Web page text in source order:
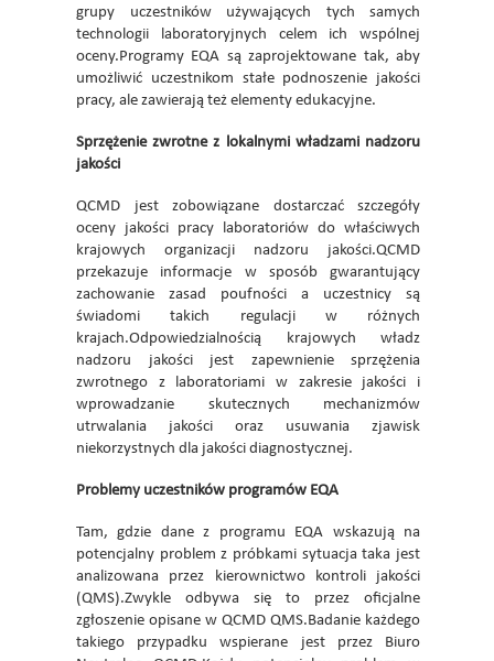
grupy uczestników używających tych samych
technologii laboratoryjnych celem ich wspólnej
oceny.Programy EQA są zaprojektowane tak, aby
umożliwić uczestnikom stałe podnoszenie jakości
pracy, ale zawierają też elementy edukacyjne.
Sprzężenie zwrotne z lokalnymi władzami nadzoru
jakości
QCMD jest zobowiązane dostarczać szczegóły
oceny jakości pracy laboratoriów do właściwych
krajowych organizacji nadzoru jakości.QCMD
przekazuje informacje w sposób gwarantujący
zachowanie zasad poufności a uczestnicy są
świadomi takich regulacji w różnych
krajach.Odpowiedzialnością krajowych władz
nadzoru jakości jest zapewnienie sprzężenia
zwrotnego z laboratoriami w zakresie jakości i
wprowadzanie skutecznych mechanizmów
utrwalania jakości oraz usuwania zjawisk
niekorzystnych dla jakości diagnostycznej.
Problemy uczestników programów EQA
Tam, gdzie dane z programu EQA wskazują na
potencjalny problem z próbkami sytuacja taka jest
analizowana przez kierownictwo kontroli jakości
(QMS).Zwykle odbywa się to przez oficjalne
zgłoszenie opisane w QCMD QMS.Badanie każdego
takiego przypadku wspierane jest przez Biuro